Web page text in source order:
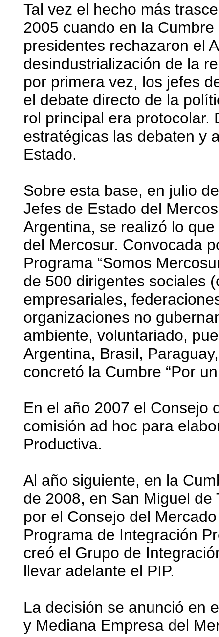
Tal vez el hecho más
2005 cuando en la
presidentes rechazaron el
desindustrialización de la
por primera vez, los jefes
el debate directo de la
rol principal era protocolar.
estratégicas las debaten y
Estado.
Sobre esta base, en julio
Jefes de Estado del
Argentina, se realizó lo
del Mercosur. Convocada
Programa “Somos
de 500 dirigentes sociales
empresariales,
organizaciones no
ambiente, voluntariado,
Argentina, Brasil,
concretó la Cumbre “Por
En el año 2007 el Consejo
comisión ad hoc para
Productiva.
Al año siguiente, en la
de 2008, en San Miguel
por el Consejo del
Programa de Integración
creó el Grupo de
llevar adelante el PIP.
La decisión se anunció en
y Mediana Empresa del